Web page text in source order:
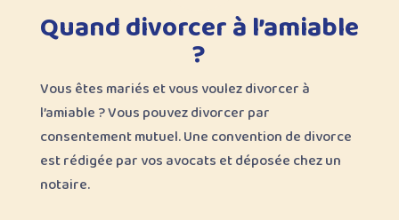
Quand divorcer à l’amiable
?
Vous êtes mariés et vous voulez divorcer à
l’amiable ? Vous pouvez divorcer par
consentement mutuel. Une convention de divorce
est rédigée par vos avocats et déposée chez un
notaire.